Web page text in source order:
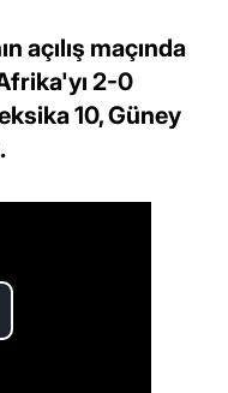
açılış maçında
2-0
10, Güney